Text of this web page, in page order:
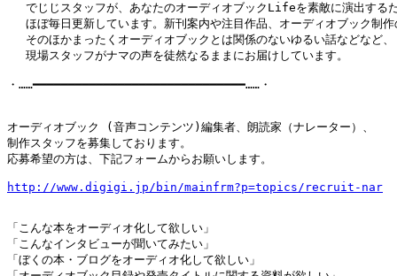
でじじスタッフが、あなたのオーディオブックLifeを素敵に演出する
ほぼ毎日更新しています。新刊案内や注目作品、オーディオブック制
そのほかまったくオーディオブックとは関係のないゆるい話などなど、
現場スタッフがナマの声を徒然なるままにお届けしています。
・……━━━━━━━━━━━━━━━━━━━━━━━━━━━━━━……・
オーディオブック (音声コンテンツ)編集者、朗読家（ナレーター）、
制作スタッフを募集しております。
応募希望の方は、下記フォームからお願いします。
http://www.digigi.jp/bin/mainfrm?p=topics/recruit-nar
「こんな本をオーディオ化して欲しい」
「こんなインタビューが聞いてみたい」
「ぼくの本・ブログをオーディオ化して欲しい」